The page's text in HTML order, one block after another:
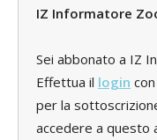
IZ Informatore
Sei abbonato a IZ
Effettua il login
per la
accedere a questo